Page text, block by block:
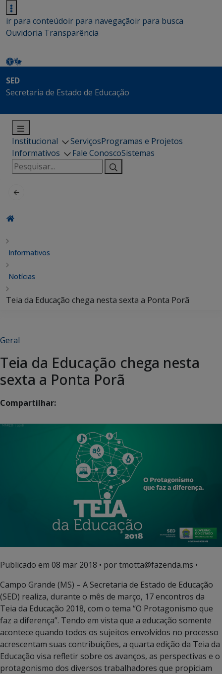
ir para conteúdoir para navegaçãoir para busca
Ouvidoria Transparência
SED
Secretaria de Estado de Educação
Institucional ServiçosProgramas e Projetos
Informativos
Fale ConoscoSistemas
Pesquisar
por:
Informativos
Notícias
Teia da Educação chega nesta sexta a Ponta Porã
Geral
Teia da Educação chega nesta
sexta a Ponta Porã
Compartilhar:
Publicado em 08 mar 2018 • por tmotta@fazenda.ms •
Campo Grande (MS) – A Secretaria de Estado de Educação
(SED) realiza, durante o mês de março, 17 encontros da
Teia da Educação 2018, com o tema “O Protagonismo que
faz a diferença”. Tendo em vista que a educação somente
acontece quando todos os sujeitos envolvidos no processo
acrescentam suas contribuições, a quarta edição da Teia da
Educação visa refletir sobre os avanços, as perspectivas e o
protagonismo dos diversos trabalhadores que propiciam